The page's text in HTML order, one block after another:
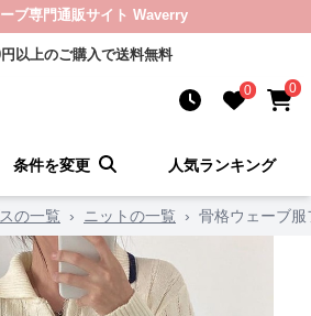
ブ専門通販サイト Waverry
以上のご購入で送料無料
0 0
条件を変更 人気ランキング
の一覧 › ニットの一覧 › 骨格ウェーブ